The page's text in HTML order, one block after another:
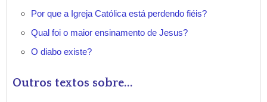
Por que a Igreja Católica está perdendo fiéis?
Qual foi o maior ensinamento de Jesus?
O diabo existe?
Outros textos sobre...